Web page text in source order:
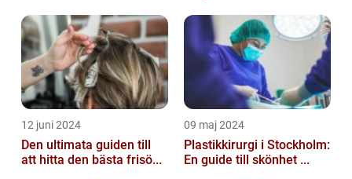
12 juni 2024
Den ultimata guiden till
att hitta den bästa frisö...
09 maj 2024
Plastikkirurgi i Stockholm:
En guide till skönhet ...